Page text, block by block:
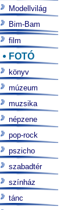
Modellvilág
Bim-Bam
film
FOTÓ
könyv
múzeum
muzsika
népzene
pop-rock
pszicho
szabadtér
színház
tánc